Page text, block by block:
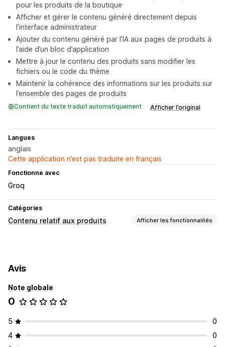
pour les produits de la boutique
Afficher et gérer le contenu généré directement depuis
l’interface administrateur
Ajouter du contenu généré par l’IA aux pages de produits à
l’aide d’un bloc d’application
Mettre à jour le contenu des produits sans modifier les
fichiers ou le code du thème
Maintenir la cohérence des informations sur les produits sur
l’ensemble des pages de produits
Contient du texte traduit automatiquement Afficher l’original
Langues
anglais
Cette application n’est pas traduite en français
Fonctionne avec
Groq
Catégories
Contenu relatif aux produits Afficher les fonctionnalités
Génération basée sur l’IA
Avis
Note globale
0
5
0
4
0